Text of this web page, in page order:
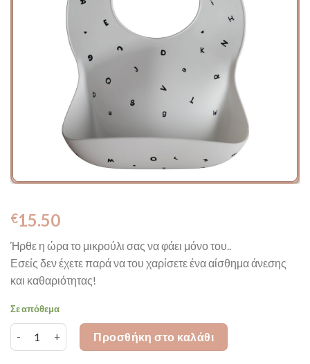
€15.50
Ήρθε η ώρα το μικρούλι σας να φάει μόνο του..
Εσείς δεν έχετε παρά να του χαρίσετε ένα αίσθημα άνεσης
και καθαριότητας!
Σε απόθεμα
Silicone Bib White Letters ποσότητα
Προσθήκη στο καλάθι